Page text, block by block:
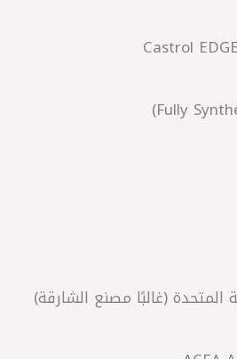
المتحدة (غالبًا مصنع الشارقة)